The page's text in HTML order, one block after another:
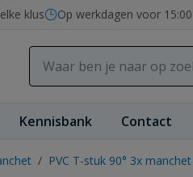
klus Op werkdagen voor
Kennisbank Contact
/ PVC T-stuk 90° 3x